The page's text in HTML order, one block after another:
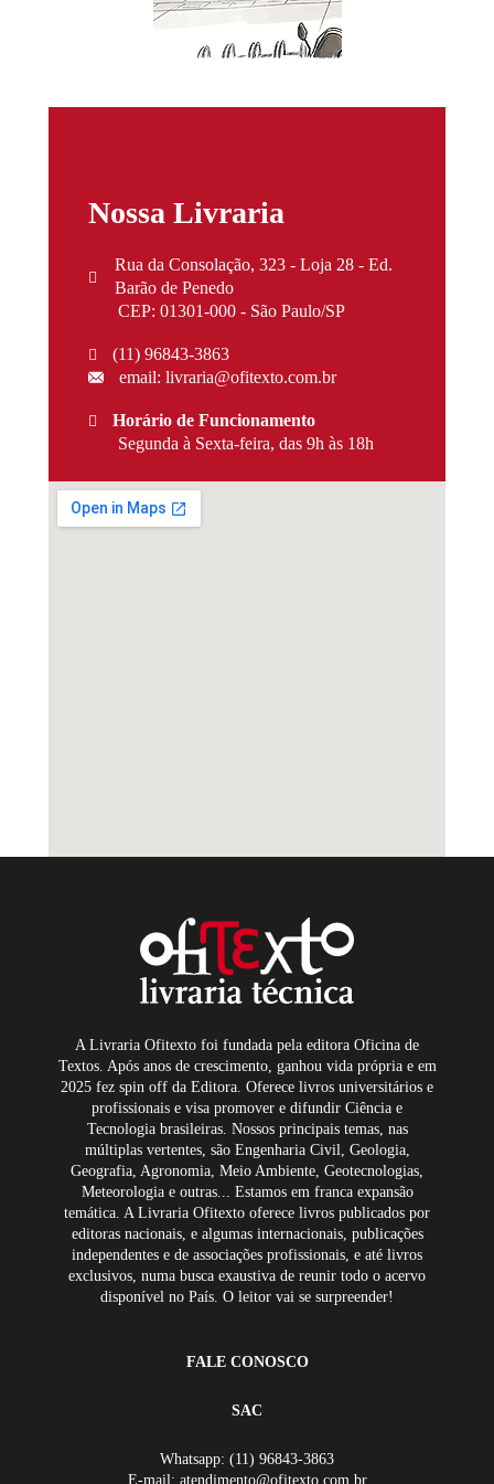
Nossa Livraria
Rua da Consolação, 323 - Loja 28 - Ed.
Barão de Penedo
CEP: 01301-000 - São Paulo/SP
(11) 96843-3863
email: livraria@ofitexto.com.br
Horário de Funcionamento
Segunda à Sexta-feira, das 9h às 18h
A Livraria Ofitexto foi fundada pela editora Oficina de
Textos. Após anos de crescimento, ganhou vida própria e em
2025 fez spin off da Editora. Oferece livros universitários e
profissionais e visa promover e difundir Ciência e
Tecnologia brasileiras. Nossos principais temas, nas
múltiplas vertentes, são Engenharia Civil, Geologia,
Geografia, Agronomia, Meio Ambiente, Geotecnologias,
Meteorologia e outras... Estamos em franca expansão
temática. A Livraria Ofitexto oferece livros publicados por
editoras nacionais, e algumas internacionais, publicações
independentes e de associações profissionais, e até livros
exclusivos, numa busca exaustiva de reunir todo o acervo
disponível no País. O leitor vai se surpreender!
FALE CONOSCO
SAC
Whatsapp: (11) 96843-3863
E-mail: atendimento@ofitexto.com.br